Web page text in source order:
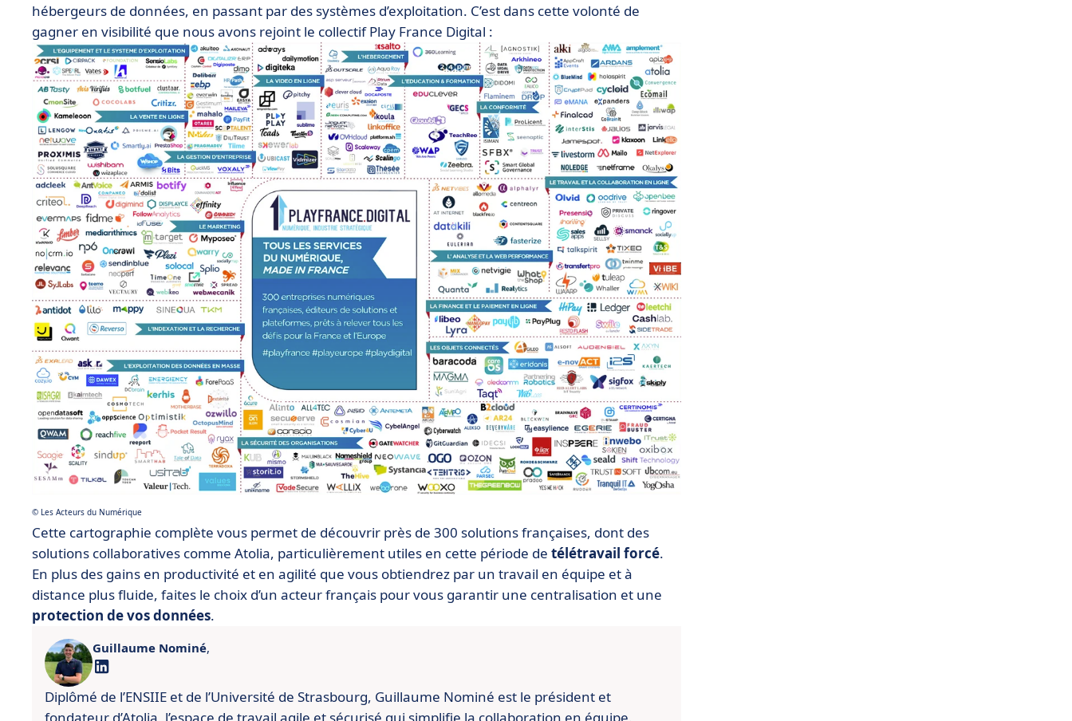
hébergeurs de données, en passant par des systèmes d’exploitation. C’est dans cette volonté de
gagner en visibilité que nous avons rejoint le collectif Play France Digital :
© Les Acteurs du Numérique
Cette cartographie complète vous permet de découvrir près de 300 solutions françaises, dont des
solutions collaboratives comme Atolia, particulièrement utiles en cette période de télétravail forcé.
En plus des gains en productivité et en agilité que vous obtiendrez par un travail en équipe et à
distance plus fluide, faites le choix d’un acteur français pour vous garantir une centralisation et une
protection de vos données.
Guillaume Nominé,
Diplômé de l’ENSIIE et de l’Université de Strasbourg, Guillaume Nominé est le président et
fondateur d’Atolia, l’espace de travail agile et sécurisé qui simplifie la collaboration en équipe.